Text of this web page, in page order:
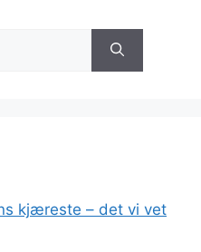
kjæreste – det vi vet